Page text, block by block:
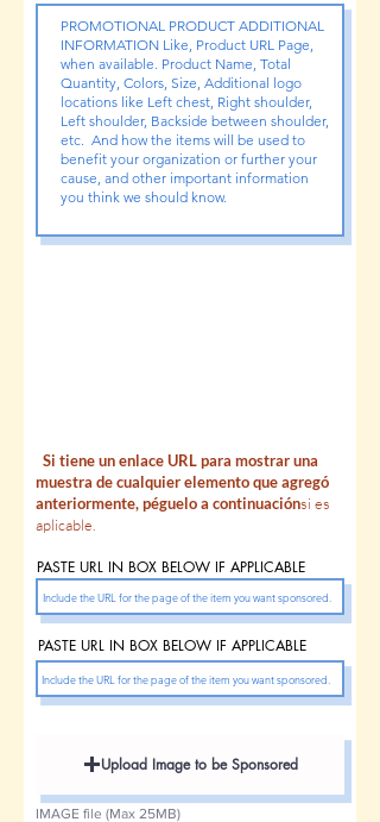
Si tiene un enlace URL para mostrar una
muestra de cualquier elemento que agregó
anteriormente, péguelo a continuaciónsi es
aplicable.
PASTE URL IN BOX BELOW IF APPLICABLE
PASTE URL IN BOX BELOW IF APPLICABLE
Upload Image to be Sponsored
IMAGE file (Max 25MB)